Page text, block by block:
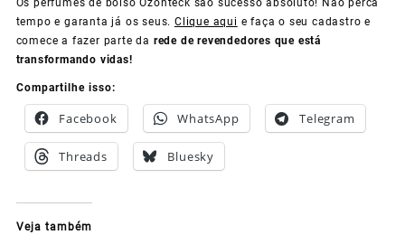
Os perfumes de bolso Ozonteck são sucesso absoluto! Não perca
tempo e garanta já os seus. Clique aqui e faça o seu cadastro e
comece a fazer parte da rede de revendedores que está
transformando vidas!
Compartilhe isso:
Facebook WhatsApp Telegram
Threads Bluesky
Veja também